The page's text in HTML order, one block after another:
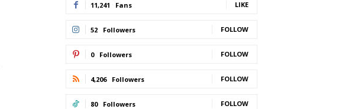
11,241 Fans LIKE
52 Followers FOLLOW
0 Followers FOLLOW
4,206 Followers FOLLOW
80 Followers FOLLOW